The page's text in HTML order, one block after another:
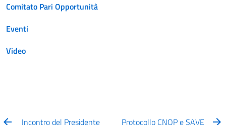
Comitato Pari Opportunità
Eventi
Video
Incontro del Presidente
Protocollo CNOP e SAVE